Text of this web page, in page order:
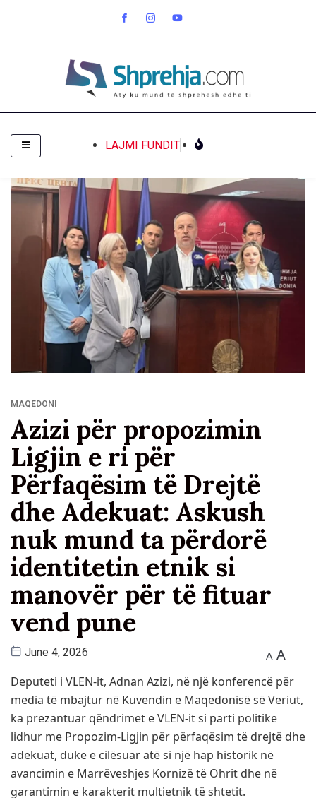
LAJMI FUNDIT
MAQEDONI
Azizi për propozimin
Ligjin e ri për
Përfaqësim të Drejtë
dhe Adekuat: Askush
nuk mund ta përdorë
identitetin etnik si
manovër për të fituar
vend pune
June 4, 2026 A A
Deputeti i VLEN-it, Adnan Azizi, në një konferencë për
media të mbajtur në Kuvendin e Maqedonisë së Veriut,
ka prezantuar qëndrimet e VLEN-it si parti politike
lidhur me Propozim-Ligjin për përfaqësim të drejtë dhe
adekuat, duke e cilësuar atë si një hap historik në
avancimin e Marrëveshjes Kornizë të Ohrit dhe në
garantimin e karakterit multietnik të shtetit.